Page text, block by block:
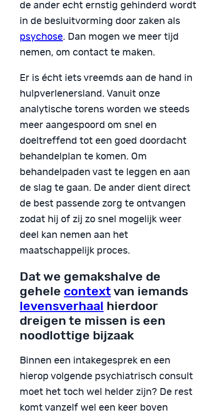
de ander echt ernstig gehinderd wordt
in de besluitvorming door zaken als
psychose. Dan mogen we meer tijd
nemen, om contact te maken.
Er is écht iets vreemds aan de hand in
hulpverlenersland. Vanuit onze
analytische torens worden we steeds
meer aangespoord om snel en
doeltreffend tot een goed doordacht
behandelplan te komen. Om
behandelpaden vast te leggen en aan
de slag te gaan. De ander dient direct
de best passende zorg te ontvangen
zodat hij of zij zo snel mogelijk weer
deel kan nemen aan het
maatschappelijk proces.
Dat we gemakshalve de
gehele contextvan iemands
levensverhaal hierdoor
dreigen te missen is een
noodlottige bijzaak
Binnen een intakegesprek en een
hierop volgende psychiatrisch consult
moet het toch wel helder zijn? De rest
komt vanzelf wel een keer boven